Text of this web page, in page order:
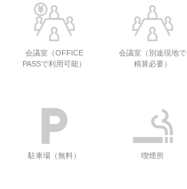
会議室（OFFICE
PASSで利用可能）
会議室（別途現地で
精算必要）
駐車場（無料） 喫煙所